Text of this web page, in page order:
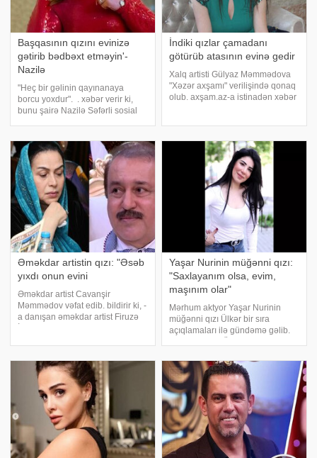
Başqasının qızını evinizə
gətirib bədbəxt etməyin'-
Nazilə
"Heç bir gəlinin qayınanaya
borcu yoxdur". . xəbər verir ki,
bunu şairə Nazilə Səfərli sosial
yanaşan insanları qınayıb:. "Heç
bir gəlinin qayınanay
İndiki qızlar çamadanı
götürüb atasının evinə gedir
Xalq artisti Gülyaz Məmmədova
"Xəzər axşamı" verilişində qonaq
olub. axşam.az-a istinadən xəbər
onun qulluğunda dursun
Əməkdar artistin qızı: "Əsəb
yıxdı onun evini
Əməkdar artist Cavanşir
Məmmədov vəfat edib. bildirir ki, -
a danışan əməkdar artist Firuzə
ürəktutmasından keçinib. İndi ora
gedirik
Yaşar Nurinin müğənni qızı:
"Saxlayanım olsa, evim,
maşınım olar"
Mərhum aktyor Yaşar Nurinin
müğənni qızı Ülkər bir sıra
açıqlamaları ilə gündəmə gəlib.
etiraflar edib:. "Çox adam deyir ki,
atam yaşasaydı oxumağıma icaz